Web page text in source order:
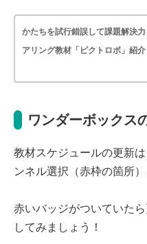
かたちを試行錯誤して課題解決
アリング教材「ピクトロボ」紹介
ワンダーボックス
教材スケジュールの更新
ンネル選択（赤枠の箇所）
赤いバッジがついていた
してみましょう！